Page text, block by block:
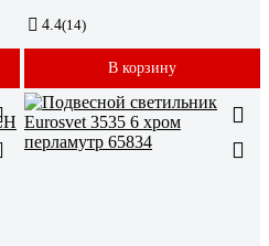
4.4(14)
В корзину